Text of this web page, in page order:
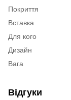
Покриття
Вставка
Для кого
Дизайн
Вага
Відгуки